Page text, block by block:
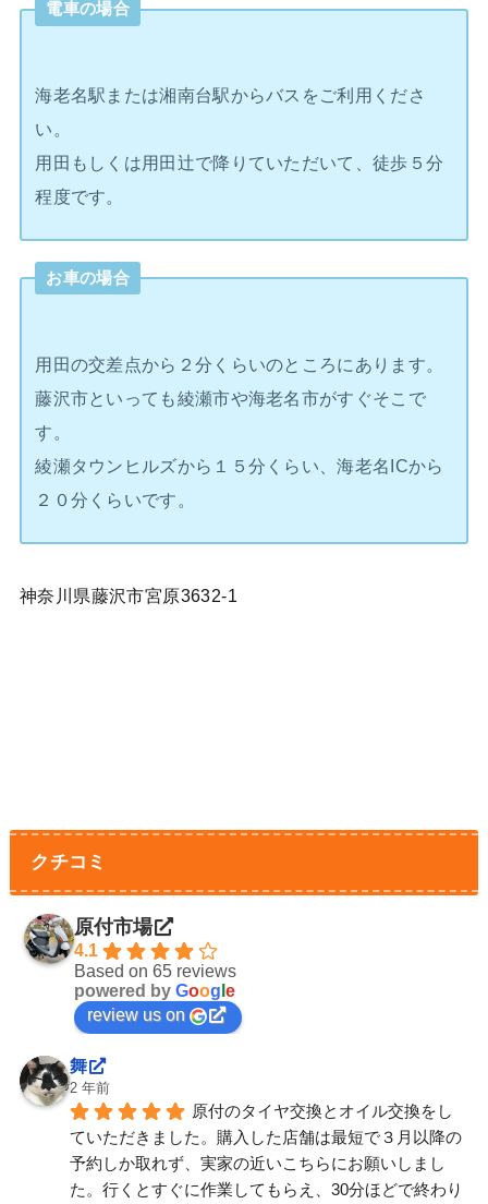
電車の場合
海老名駅または湘南台駅からバスをご利用くださ
い。
用田もしくは用田辻で降りていただいて、徒歩５分
程度です。
お車の場合
用田の交差点から２分くらいのところにあります。
藤沢市といっても綾瀬市や海老名市がすぐそこで
す。
綾瀬タウンヒルズから１５分くらい、海老名ICから
２０分くらいです。
神奈川県藤沢市宮原3632-1
クチコミ
原付市場
4.1
Based on 65 reviews
powered by Goog e
review us on
舞
2 年前
原付のタイヤ交換とオイル交換をし
ていただきました。購入した店舗は最短で３月以降の
予約しか取れず、実家の近いこちらにお願いしまし
た。行くとすぐに作業してもらえ、30分ほどで終わり